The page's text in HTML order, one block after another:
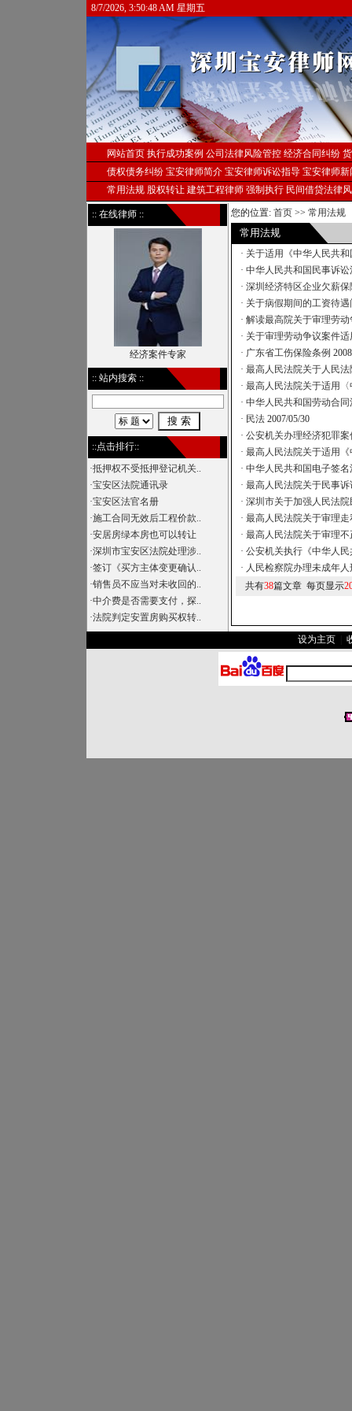
8/7/2026, 3:50:48 AM 星期五
网站首页 执行成功案例 公司法律风险管控 经济合同纠纷
债权债务纠纷 宝安律师简介 宝安律师诉讼指导 宝安律师新
常用法规 股权转让 建筑工程律师 强制执行 民间借贷法律
:: 在线律师 ::
经济案件专家
:: 站内搜索 ::
::点击排行::
·抵押权不受抵押登记机关..
·宝安区法院通讯录
·宝安区法官名册
·施工合同无效后工程价款..
·安居房绿本房也可以转让
·深圳市宝安区法院处理涉..
·签订《买方主体变更确认..
·销售员不应当对未收回的..
·中介费是否需要支付，探..
·法院判定安置房购买权转..
您的位置: 首页 >> 常用法规
常用法规
· 关于适用《中华人民共
· 中华人民共和国民事诉讼
· 深圳经济特区企业欠薪保
· 关于病假期间的工资待
· 解读最高院关于审理劳
· 关于审理劳动争议案件
· 广东省工伤保险条例
· 最高人民法院关于人民
· 最高人民法院关于适用
· 中华人民共和国劳动合同
· 民法 2007/05/30
· 公安机关办理经济犯罪
· 最高人民法院关于适用
· 中华人民共和国电子签
· 最高人民法院关于民事
· 深圳市关于加强人民法
· 最高人民法院关于审理
· 最高人民法院关于审理
· 公安机关执行《中华人
· 人民检察院办理未成年
共有38篇文章 每页显示
设为主页